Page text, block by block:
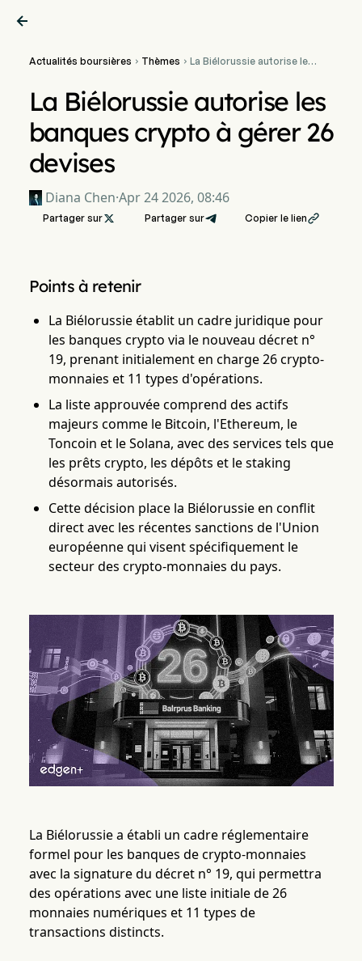

Actualités boursières  Thèmes  La Biélorussie autorise les
La Biélorussie autorise les
banques crypto à gérer 26
devises
Diana Chen·Apr 24 2026, 08:46
Partager sur Partager sur Copier le lien
Points à retenir
La Biélorussie établit un cadre juridique pour
les banques crypto via le nouveau décret n°
19, prenant initialement en charge 26 crypto-
monnaies et 11 types d'opérations.
La liste approuvée comprend des actifs
majeurs comme le Bitcoin, l'Ethereum, le
Toncoin et le Solana, avec des services tels que
les prêts crypto, les dépôts et le staking
désormais autorisés.
Cette décision place la Biélorussie en conflit
direct avec les récentes sanctions de l'Union
européenne qui visent spécifiquement le
secteur des crypto-monnaies du pays.
La Biélorussie a établi un cadre réglementaire
formel pour les banques de crypto-monnaies
avec la signature du décret n° 19, qui permettra
des opérations avec une liste initiale de 26
monnaies numériques et 11 types de
transactions distincts.